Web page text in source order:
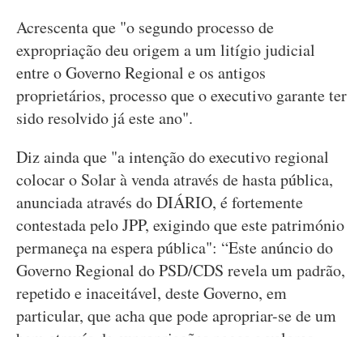
Acrescenta que "o segundo processo de
expropriação deu origem a um litígio judicial
entre o Governo Regional e os antigos
proprietários, processo que o executivo garante ter
sido resolvido já este ano".
Diz ainda que "a intenção do executivo regional
colocar o Solar à venda através de hasta pública,
anunciada através do DIÁRIO, é fortemente
contestada pelo JPP, exigindo que este património
permaneça na espera pública": “Este anúncio do
Governo Regional do PSD/CDS revela um padrão,
repetido e inaceitável, deste Governo, em
particular, que acha que pode apropriar-se de um